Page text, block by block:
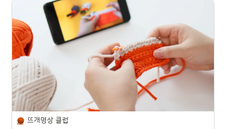
뜨개명상 클럽